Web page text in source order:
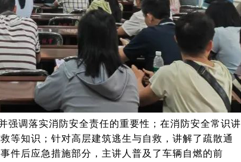
强调落实消防安全责任的重要性；在消防安全常识讲
等知识；针对高层建筑逃生与自救，讲解了疏散通
件后应急措施部分，主讲人普及了车辆自燃的前